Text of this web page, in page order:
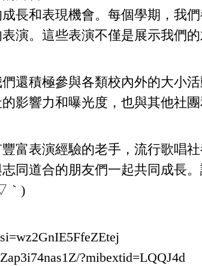
長和表現機會。每個學期，我
演。這些表演不僅是展示我們
還積極參與各類校內外的大小
影響力和曝光度，也與其他社
富表演經驗的老手，流行歌唱
同道合的朋友們一起共同成長
｀)
?mibextid=LQQJ4d